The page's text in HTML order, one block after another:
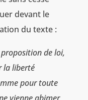
devant le
du texte :
de loi,
la liberté
pour toute
vienne abimer